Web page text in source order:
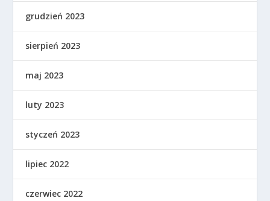
grudzień 2023
sierpień 2023
maj 2023
luty 2023
styczeń 2023
lipiec 2022
czerwiec 2022